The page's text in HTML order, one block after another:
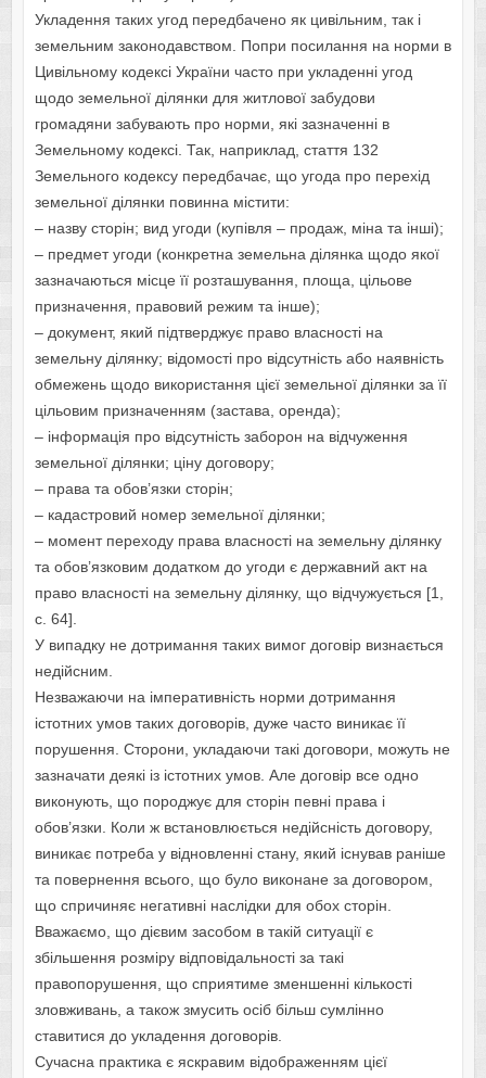
Укладення таких угод передбачено як цивільним, так і
земельним законодавством. Попри посилання на норми в
Цивільному кодексі України часто при укладенні угод
щодо земельної ділянки для житлової забудови
громадяни забувають про норми, які зазначенні в
Земельному кодексі. Так, наприклад, стаття 132
Земельного кодексу передбачає, що угода про перехід
земельної ділянки повинна містити:
– назву сторін; вид угоди (купівля – продаж, міна та інші);
– предмет угоди (конкретна земельна ділянка щодо якої
зазначаються місце її розташування, площа, цільове
призначення, правовий режим та інше);
– документ, який підтверджує право власності на
земельну ділянку; відомості про відсутність або наявність
обмежень щодо використання цієї земельної ділянки за її
цільовим призначенням (застава, оренда);
– інформація про відсутність заборон на відчуження
земельної ділянки; ціну договору;
– права та обов’язки сторін;
– кадастровий номер земельної ділянки;
– момент переходу права власності на земельну ділянку
та обов’язковим додатком до угоди є державний акт на
право власності на земельну ділянку, що відчужується [1,
с. 64].
У випадку не дотримання таких вимог договір визнається
недійсним.
Незважаючи на імперативність норми дотримання
істотних умов таких договорів, дуже часто виникає її
порушення. Сторони, укладаючи такі договори, можуть не
зазначати деякі із істотних умов. Але договір все одно
виконують, що породжує для сторін певні права і
обов’язки. Коли ж встановлюється недійсність договору,
виникає потреба у відновленні стану, який існував раніше
та повернення всього, що було виконане за договором,
що спричиняє негативні наслідки для обох сторін.
Вважаємо, що дієвим засобом в такій ситуації є
збільшення розміру відповідальності за такі
правопорушення, що сприятиме зменшенні кількості
зловживань, а також змусить осіб більш сумлінно
ставитися до укладення договорів.
Сучасна практика є яскравим відображенням цієї